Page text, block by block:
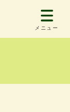
メニュー